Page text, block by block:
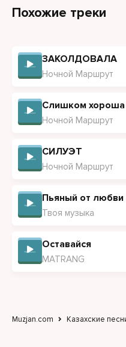
Похожие треки
ЗАКОЛДОВАЛА
Ночной Маршрут
Слишком хороша
Ночной Маршрут
СИЛУЭТ
Ночной Маршрут
Твоя музыка
Оставайся
MATRANG
Muzjan.com Казахские